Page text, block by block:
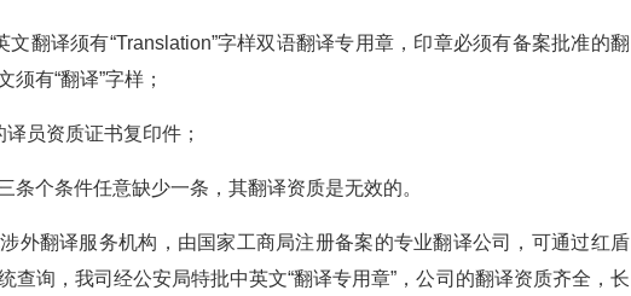
翻译须有“Translation”字样双语翻译专用章，印章必须有备案批准的翻
有“翻译”字样；
员资质证书复印件；
条个条件任意缺少一条，其翻译资质是无效的。
外翻译服务机构，由国家工商局注册备案的专业翻译公司，可通过红盾
查询，我司经公安局特批中英文“翻译专用章”，公司的翻译资质齐全，长